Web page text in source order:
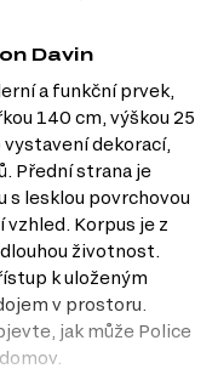
Davin
a funkční prvek,
140 cm, výškou 25
vystavení dekorací,
Přední strana je
s lesklou povrchovou
Korpus je z
životnost.
k uloženým
v prostoru.
jak může Police